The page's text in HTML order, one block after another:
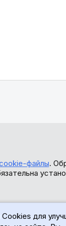
файлы.
для